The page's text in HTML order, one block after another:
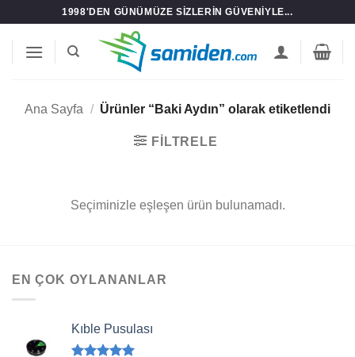
1998'DEN GÜNÜMÜZE SIZLERIN GÜVENIYLE...
Ana Sayfa / Ürünler “Baki Aydın” olarak etiketlendi
FILTRELE
Seçiminizle eşleşen ürün bulunamadı.
EN ÇOK OYLANANLAR
Kıble Pusulası